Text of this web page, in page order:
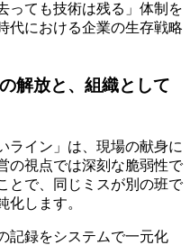
っても技術は残る」体制を
代における企業の生存戦略
解放と、組織として
ライン」は、現場の献身に
の視点では深刻な脆弱性で
とで、同じミスが別の班で
化します。
記録をシステムで一元化